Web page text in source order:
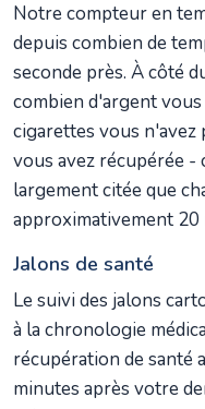
Notre compteur en
depuis combien de
seconde près. À côté
combien d'argent vous
cigarettes vous n'avez
vous avez récupérée -
largement citée que
approximativement 20
Jalons de santé
Le suivi des jalons
à la chronologie
récupération de santé
minutes après votre